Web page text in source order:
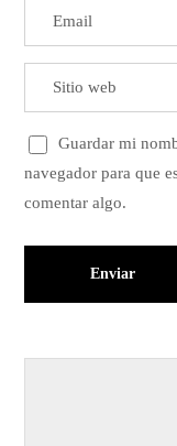
Guardar mi
navegador para que
comentar algo.